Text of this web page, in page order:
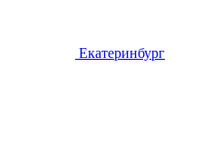
Екатеринбург